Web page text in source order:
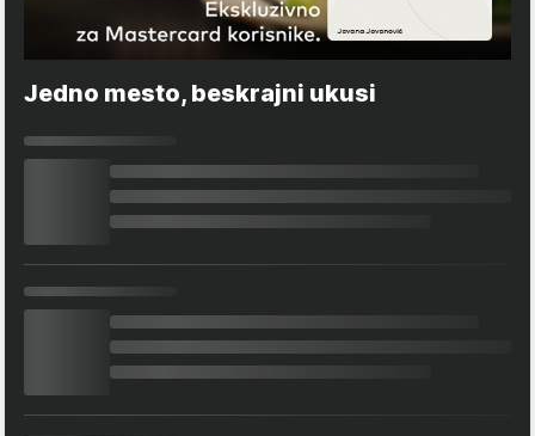
Jedno mesto, beskrajni ukusi